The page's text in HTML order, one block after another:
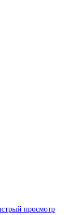
просмотр